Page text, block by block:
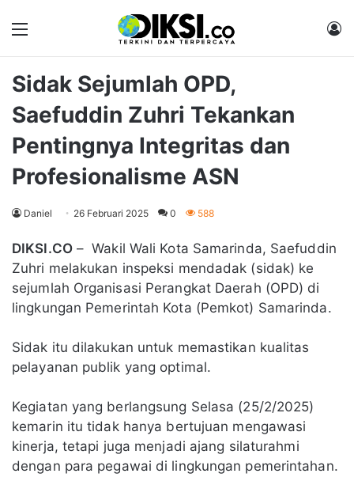
Sidak Sejumlah OPD,
Saefuddin Zuhri Tekankan
Pentingnya Integritas dan
Profesionalisme ASN
Daniel 26 Februari 2025 0 588
DIKSI.CO– Wakil Wali Kota Samarinda, Saefuddin
Zuhri melakukan inspeksi mendadak (sidak) ke
sejumlah Organisasi Perangkat Daerah (OPD) di
lingkungan Pemerintah Kota (Pemkot) Samarinda.
Sidak itu dilakukan untuk memastikan kualitas
pelayanan publik yang optimal.
Kegiatan yang berlangsung Selasa (25/2/2025)
kemarin itu tidak hanya bertujuan mengawasi
kinerja, tetapi juga menjadi ajang silaturahmi
dengan para pegawai di lingkungan pemerintahan.